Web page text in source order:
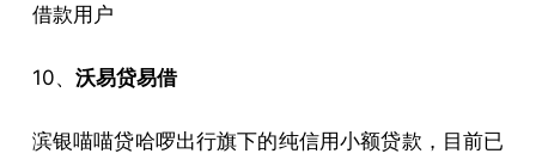
借款用户
10、 沃易贷易借
滨银喵喵贷哈啰出行旗下的纯信用小额贷款，目前已